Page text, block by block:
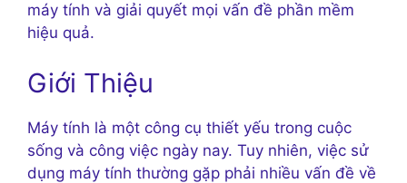
máy tính và giải quyết mọi vấn đề phần mềm
hiệu quả.
Giới Thiệu
Máy tính là một công cụ thiết yếu trong cuộc
sống và công việc ngày nay. Tuy nhiên, việc sử
dụng máy tính thường gặp phải nhiều vấn đề về